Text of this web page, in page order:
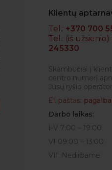
Klientų
Tel.: +370 700
Tel.: (iš užsienio)
245330
Skambučiai į
centro numerį
Jūsų ryšio
El. paštas:
Darbo laikas:
I-V 7:00 – 19:00
VI 09:00 – 13:00
VII: Nedirbame
NEDAS